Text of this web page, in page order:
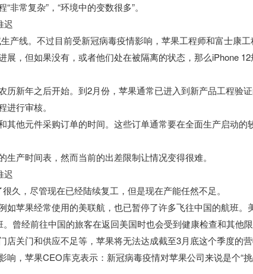
常复杂”，“环境中的变数很多”。
产线。不过目前受新冠病毒疫情影响，苹果工程师和富士康
，但如果没有，或者他们处在被隔离的状态，那么iPhone 12
新年之后开始。到2月份，苹果通常已进入到新产品工程验
行审核。
他元件采购订单的时间。这些订单通常要在全面生产启动的
产时间表，然而当前的出差限制让情况变得很难。
久，尽管现在已经陆续复工，但是现在产能任然不足。
苹果经常使用的美联航，也已暂停了许多飞往中国的航班。
曾经前往中国的旅客在返回美国时也会受到健康检查和其他限
关门和供应不足等，苹果将无法达成截至3月底这个季度的
，苹果CEO库克表示：新冠病毒疫情对苹果公司来说是个“挑